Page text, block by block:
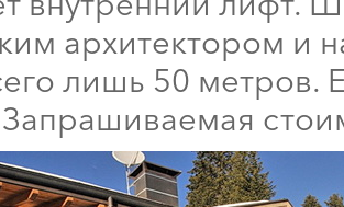
архитектором и
лишь 50 метров.